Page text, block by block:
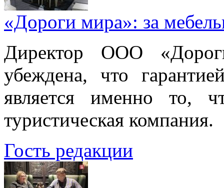
«Дороги мира»: за
Директор ООО
убеждена, что
является именно то,
туристическая компания.
Гость редакции